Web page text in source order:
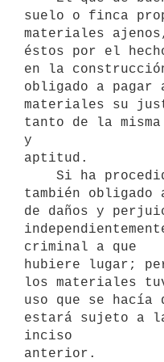
suelo o finca
materiales
éstos por el
en la
obligado a pagar
materiales su
tanto de la
y
aptitud.
también
de daños y
criminal a que
hubiere lugar;
los materiales
uso que se
estará sujeto a
inciso
anterior.